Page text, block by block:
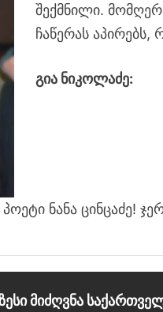
შექმნილი.
ჩაწერას აპირებს,
გია ნიკოლაძე:
ნანა ცინცაძე!
მიძღვნა